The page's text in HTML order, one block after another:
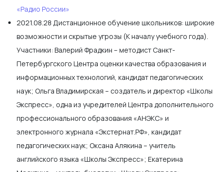
«Радио России»
2021.08.28 Дистанционное обучение школьников: широкие
возможности и скрытые угрозы (К началу учебного года).
Участники: Валерий Фрадкин – методист Санкт-
Петербургского Центра оценки качества образования и
информационных технологий, кандидат педагогических
наук; Ольга Владимирская – создатель и директор «Школы
Экспресс», одна из учредителей Центра дополнительного
профессионального образования «АНЭКС» и
электронного журнала «Экстернат.РФ», кандидат
педагогических наук; Оксана Алякина – учитель
английского языка «Школы Экспресс»; Екатерина